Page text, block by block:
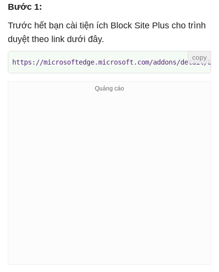
Bước 1:
Trước hết bạn cài tiện ích Block Site Plus cho trình
duyệt theo link dưới đây.
https://microsoftedge.microsoft.com/addons/detail/